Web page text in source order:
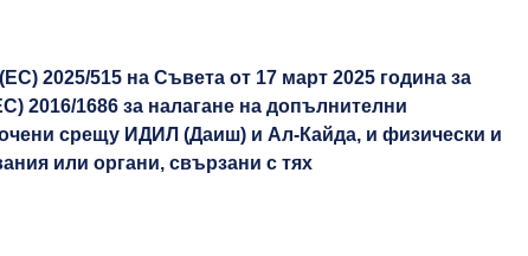
2025/515 на Съвета от 17 март 2025 година за
2016/1686 за налагане на допълнителни
срещу ИДИЛ (Даиш) и Ал-Кайда, и физически и
или органи, свързани с тях